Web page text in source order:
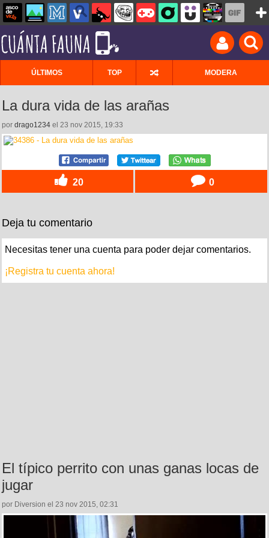
ÚLTIMOS TOP MODERA
La dura vida de las arañas
por drago1234 el 23 nov 2015, 19:33
20 0
Deja tu comentario
Necesitas tener una cuenta para poder dejar comentarios.
¡Registra tu cuenta ahora!
El típico perrito con unas ganas locas de
jugar
por Diversion el 23 nov 2015, 02:31